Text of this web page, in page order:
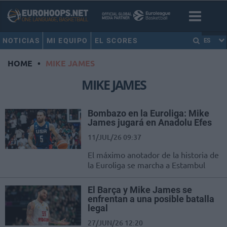
NOTICIAS MI EQUIPO EL SCORES ES
HOME • MIKE JAMES
MIKE JAMES
Bombazo en la Euroliga: Mike
James jugará en Anadolu Efes
11/JUL/26 09:37
El máximo anotador de la historia de
la Euroliga se marcha a Estambul
El Barça y Mike James se
enfrentan a una posible batalla
legal
27/JUN/26 12:20